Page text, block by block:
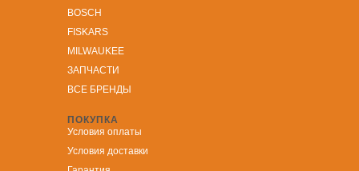
BOSCH
FISKARS
MILWAUKEE
ЗАПЧАСТИ
ВСЕ БРЕНДЫ
ПОКУПКА
Условия оплаты
Условия доставки